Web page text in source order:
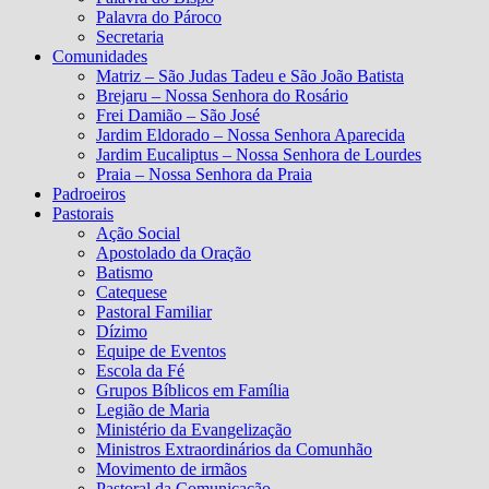
Palavra do Pároco
Secretaria
Comunidades
Matriz – São Judas Tadeu e São João Batista
Brejaru – Nossa Senhora do Rosário
Frei Damião – São José
Jardim Eldorado – Nossa Senhora Aparecida
Jardim Eucaliptus – Nossa Senhora de Lourdes
Praia – Nossa Senhora da Praia
Padroeiros
Pastorais
Ação Social
Apostolado da Oração
Batismo
Catequese
Pastoral Familiar
Dízimo
Equipe de Eventos
Escola da Fé
Grupos Bíblicos em Família
Legião de Maria
Ministério da Evangelização
Ministros Extraordinários da Comunhão
Movimento de irmãos